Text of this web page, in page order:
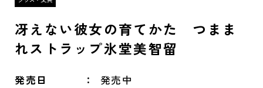
冴えない彼女の育てかた つまま
れストラップ氷堂美智留
発売日 発売中